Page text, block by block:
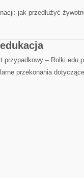
jak przedłużyć
–
przekonania